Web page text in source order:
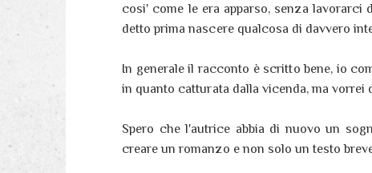
cosi' come le era apparso, senza lavorarci
detto prima nascere qualcosa di davvero
In generale il racconto è scritto bene, io
in quanto catturata dalla vicenda, ma vorrei
Spero che l'autrice abbia di nuovo un
creare un romanzo e non solo un testo